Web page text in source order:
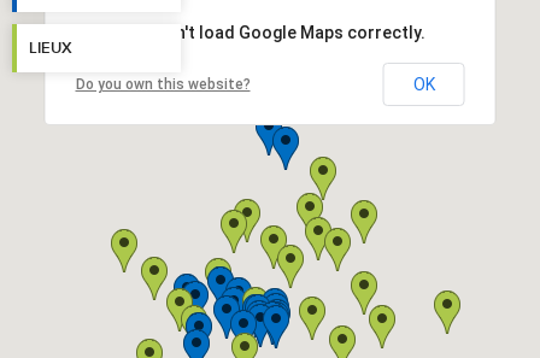
LIEUX
This page can't load Google Maps correctly.
Do you own this website? OK